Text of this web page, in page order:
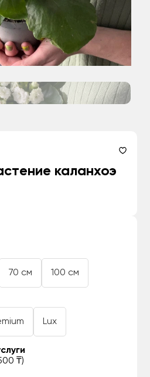
каланхоэ
70 см 100 см
Lux
₸)